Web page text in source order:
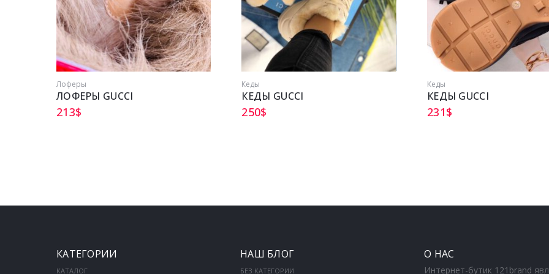
Лоферы
ЛОФЕРЫ GUCCI
213$
Кеды
КЕДЫ GUCCI
250$
Кеды
КЕДЫ GUCCI
231$
КАТЕГОРИИ
КАТАЛОГ
НАШ БЛОГ
БЕЗ КАТЕГОРИИ
О НАС
Интернет-бутик 121brand